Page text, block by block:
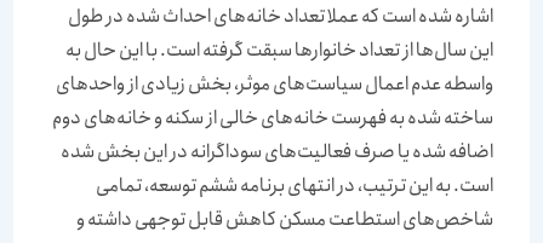
اشاره شده است که عملا تعداد خانه‌‌‌های احداث شده در طول
این سال‌‌‌ها از تعداد خانوارها سبقت گرفته است. با این حال به
واسطه عدم اعمال سیاست‌‌‌های موثر، بخش زیادی از واحدهای
ساخته شده به فهرست خانه‌‌‌های خالی از سکنه و خانه‌‌‌های دوم
اضافه شده یا صرف فعالیت‌‌‌های سوداگرانه در این بخش شده
است. به این ترتیب، در انتهای برنامه ششم توسعه، تمامی
شاخص‌‌‌های استطاعت مسکن کاهش قابل توجهی داشته و